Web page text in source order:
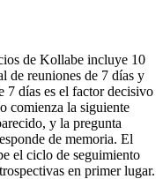
de Kollabe incluye 10
de reuniones de 7 días y
7 días es el factor decisivo
comienza la siguiente
y la pregunta
de memoria. El
el ciclo de seguimiento
en primer lugar.